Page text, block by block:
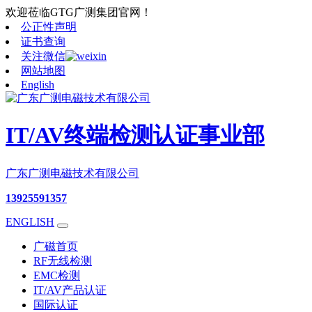
欢迎莅临GTG广测集团官网！
公正性声明
证书查询
关注微信
网站地图
English
IT/AV终端检测认证事业部
广东广测电磁技术有限公司
13925591357
ENGLISH
广磁首页
RF无线检测
EMC检测
IT/AV产品认证
国际认证